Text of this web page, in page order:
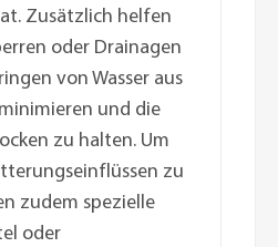
Zusätzlich helfen
oder Drainagen
von Wasser aus
und die
zu halten. Um
zu
zudem spezielle
oder